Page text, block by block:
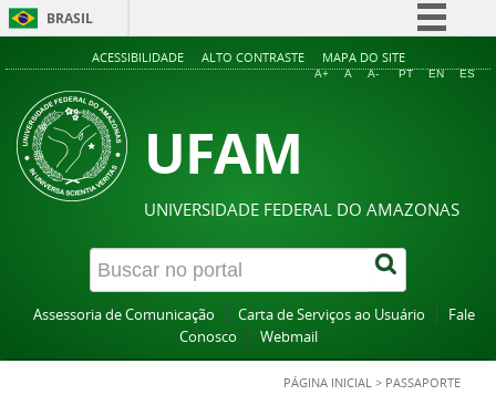
BRASIL
Simplifique!
Acesso à informação
ACESSIBILIDADE ALTO CONTRASTE MAPA DO SITE
A+ A A- PT EN ES
UFAM
UNIVERSIDADE FEDERAL DO AMAZONAS
Assessoria de Comunicação Carta de Serviços ao Usuário
Fale
Conosco
Webmail
PÁGINA INICIAL > PASSAPORTE